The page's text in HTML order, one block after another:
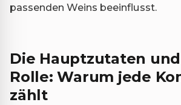
passenden Weins beeinflusst.
Die Hauptzutaten
Rolle: Warum jede
zählt